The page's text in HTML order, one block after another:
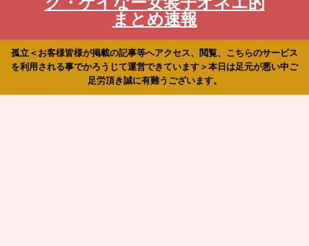
まとめ速報
孤立＜お客様皆様が掲載の記事等へアクセス、閲覧、こちらのサービス
を利用される事でかろうじて運営できています＞本日は足元が悪い中ご
足労頂き誠に有難うございます。